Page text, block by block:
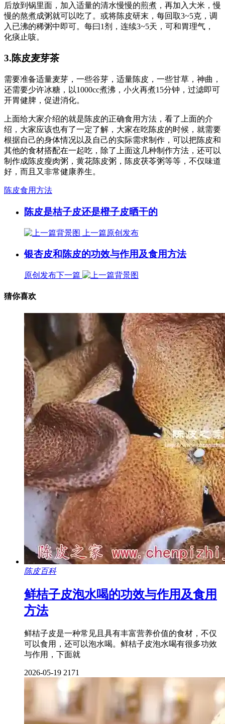
后放到锅里面，加入适量的清水慢慢的煎煮，再加入大米，慢
慢的熬煮成粥就可以吃了。或将陈皮研末，每回取3~5克，调
入已沸的稀粥中即可。每曰1剂，连续3~5天，可和胃理气，
化痰止咳。
3.陈皮麦芽茶
需要准备适量麦芽，一些谷芽，适量陈皮，一些甘草，神曲，
还需要少许冰糖，以1000cc煮沸，小火再煮15分钟，过滤即可
开胃健脾，促进消化。
上面给大家介绍的就是陈皮的正确食用方法，看了上面的介
绍，大家应该也有了一定了解，大家在吃陈皮的时候，就需要
根据自己的身体情况以及自己的实际需求制作，可以把陈皮和
其他的食材搭配在一起吃，除了上面这几种制作方法，还可以
制作成陈皮瘦肉粥，黄花陈皮粥，陈皮茯苓粥等等，不仅味道
好，而且又非常健康养生。
陈皮食用方法
陈皮是桔子皮还是橙子皮晒干的
上一篇原创发布
银杏皮和陈皮的功效与作用及食用方法
原创发布下一篇
猜你喜欢
陈皮百科
鲜桔子皮泡水喝的功效与作用及食用
方法
鲜桔子皮是一种常见且具有丰富营养价值的食材，不仅
可以食用，还可以泡水喝。鲜桔子皮泡水喝有很多功效
与作用，下面就
2026-05-19 2171